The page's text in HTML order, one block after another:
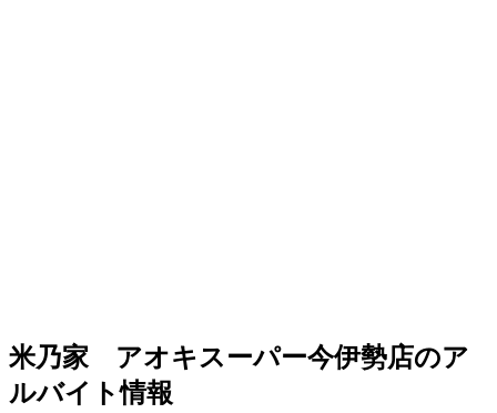
米乃家 アオキスーパー今伊勢店のア
ルバイト情報